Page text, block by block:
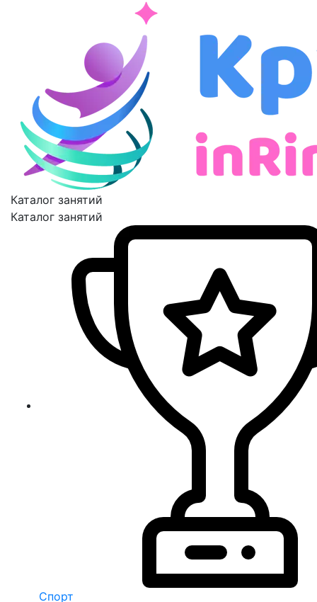
Каталог занятий
Каталог занятий
Спорт